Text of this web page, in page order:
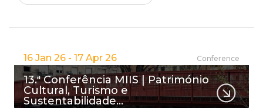
16 Jan 26 - 17 Apr 26 Conference
13.ª Conferência MIIS | Património
Cultural, Turismo e
Sustentabilidade…